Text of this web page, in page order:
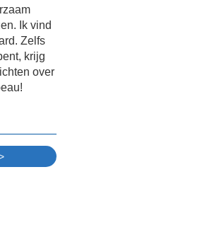
Ik vind
Zelfs
krijg
over